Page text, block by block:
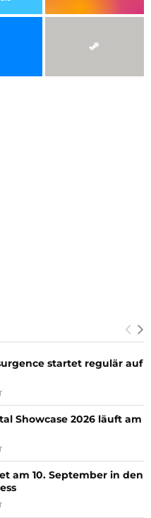
startet regulär auf
Showcase 2026 läuft am
am 10. September in den